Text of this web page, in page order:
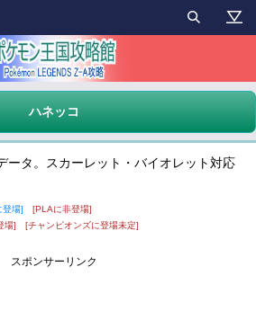
ハネッコ
ータ。スカーレット・バイオレット対応
登場]
[PLAに非登場]
場] [チャンピオンズに登場未定]
スポンサーリンク